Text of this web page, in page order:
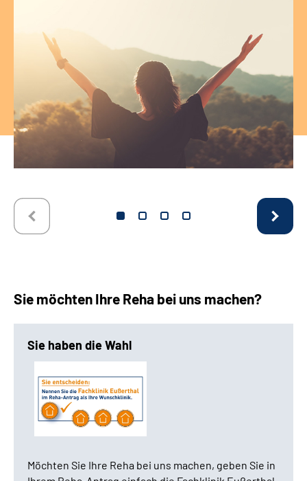
Sie möchten Ihre Reha bei uns machen?
Sie haben die Wahl
Möchten Sie Ihre Reha bei uns machen, geben Sie in